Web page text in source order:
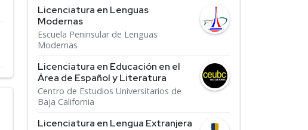
Licenciatura en Lenguas
Modernas
Escuela Peninsular de Lenguas
Modernas
Licenciatura en Educación en el
Área de Español y Literatura
Centro de Estudios Universitarios de
Baja California
Licenciatura en Lengua Extranjera